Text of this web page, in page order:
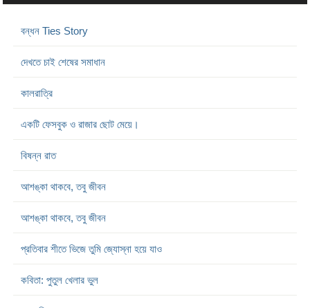
বন্ধন Ties Story
দেখতে চাই শেষের সমাধান
কালরাত্রি
একটি ফেসবুক ও রাজার ছোট মেয়ে।
বিষন্ন রাত
আশঙ্কা থাকবে, তবু জীবন
আশঙ্কা থাকবে, তবু জীবন
প্রতিবার শীতে ভিজে তুমি জ্যোস্না হয়ে যাও
কবিতা: পুতুল খেলার ভুল